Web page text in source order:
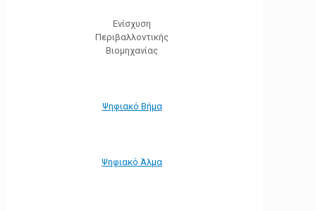
Ενίσχυση
Περιβαλλοντικής
Βιομηχανίας
Ψηφιακό Βήμα
Ψηφιακό Άλμα